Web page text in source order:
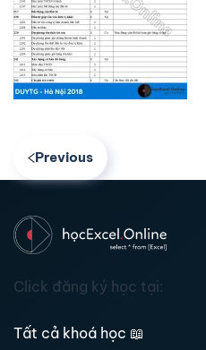
Previous
Click đăng ký học tại:
Tất cả khoá học 📖